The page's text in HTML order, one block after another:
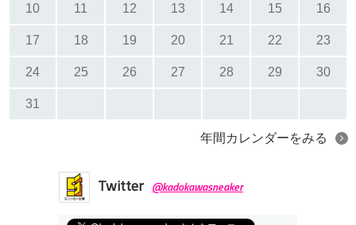
10 11 12 13 14 15 16
17 18 19 20 21 22 23
24 25 26 27 28 29 30
31
年間カレンダーをみる
Twitter @kadokawasneaker